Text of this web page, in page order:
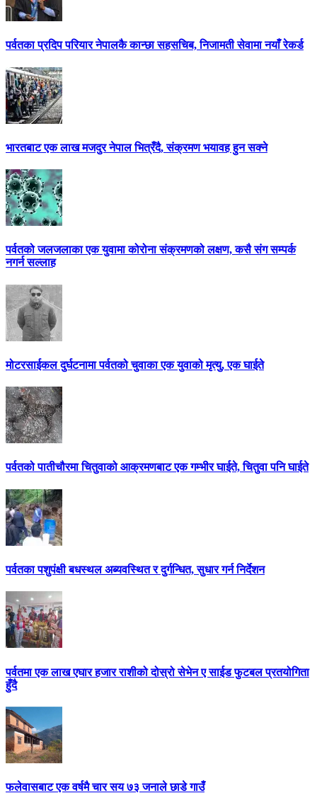
पर्वतका प्रदिप परियार नेपालकै कान्छा सहसचिब, निजामती सेवामा नयाँ रेकर्ड
भारतबाट एक लाख मजदुर नेपाल भित्रँदै, संक्रमण भयावह हुन सक्ने
पर्वतको जलजलाका एक युवामा कोरोना संक्रमणको लक्षण, कसै संग सम्पर्क
नगर्न सल्लाह
मोटरसाईकल दुर्घटनामा पर्वतको चुवाका एक युवाको मृत्यु, एक घाईते
पर्वतको पातीचौरमा चितुवाको आक्रमणबाट एक गम्भीर घाईते, चितुवा पनि घाईते
पर्वतका पशुपंक्षी बधस्थल अब्यवस्थित र दुर्गन्धित, सुधार गर्न निर्देशन
पर्वतमा एक लाख एघार हजार राशीको दोस्रो सेभेन ए साईड फुटबल प्रतयोगिता
हुँदै
फलेवासबाट एक वर्षमै चार सय ७३ जनाले छाडे गाउँ